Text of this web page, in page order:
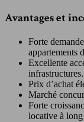
Avantages et
Forte
appartements
Excellente
infrastructures.
Prix d’achat
Marché
Forte
locative à long